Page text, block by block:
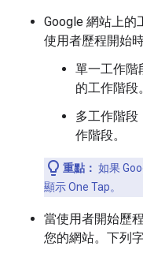
Google 網站上的
使用者歷程開始
單一工作階
的工作階段。
多工作階段
作階段。
重點： 如果
顯示 One Tap。
當使用者開始歷
您的網站。下列